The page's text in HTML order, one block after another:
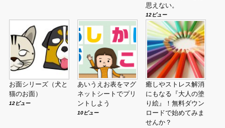
思えない。
12ビュー
お面シリーズ（犬と
猫のお面）
12ビュー
あいうえお表をマグ
ネットシートでプリ
ントしよう
10ビュー
癒しやストレス解消
にもなる『大人の塗
り絵』！無料ダウン
ロードで始めてみま
せんか？